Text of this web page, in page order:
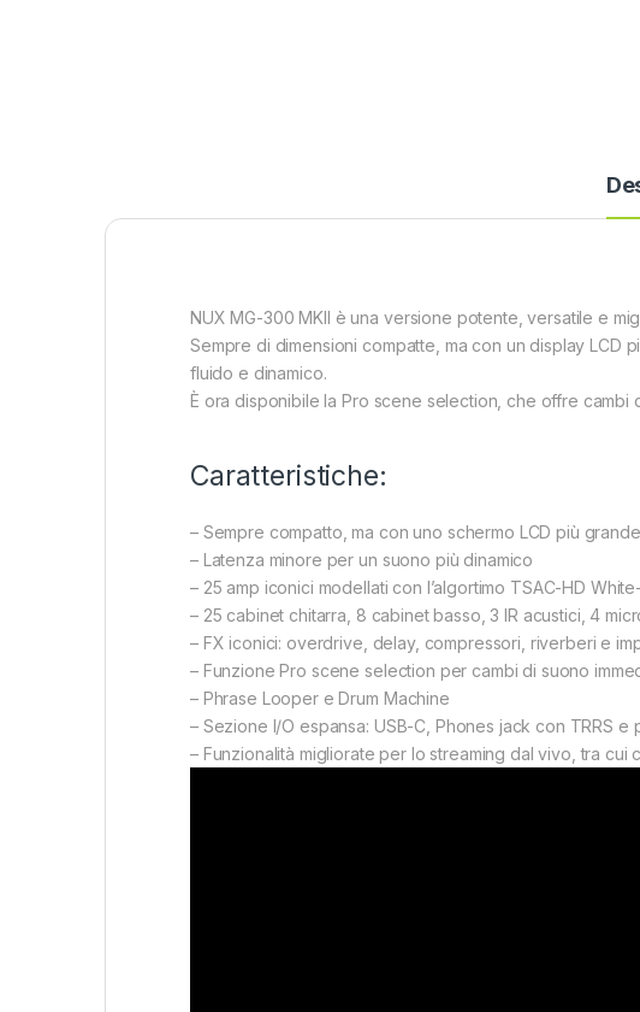
NUX MG-300 MKII è una versione potente, versatile e
Sempre di dimensioni compatte, ma con un display LCD
fluido e dinamico.
È ora disponibile la Pro scene selection, che offre
Caratteristiche:
– Sempre compatto, ma con uno schermo LCD più grande
– Latenza minore per un suono più dinamico
– 25 amp iconici modellati con l’algortimo TSAC-HD
– 25 cabinet chitarra, 8 cabinet basso, 3 IR acustici, 4
– FX iconici: overdrive, delay, compressori, riverberi e
– Funzione Pro scene selection per cambi di suono
– Phrase Looper e Drum Machine
– Sezione I/O espansa: USB-C, Phones jack con TRRS
– Funzionalità migliorate per lo streaming dal vivo, tra